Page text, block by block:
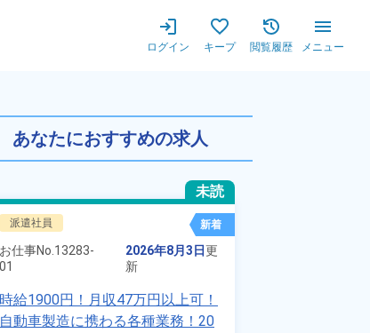
ログイン キープ 閲覧履歴 メニュー
女活躍中！空調完備で
あなたにおすすめの求人
未読
派遣社員 新着
お仕事No. 13283-
01
2026年8月3日更
新
時給1900円！月収47万円以上可！
自動車製造に携わる各種業務！20